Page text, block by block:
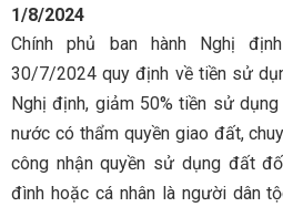
1/8/2024
Chính phủ ban hành Nghị
30/7/2024 quy định về tiền sử
Nghị định, giảm 50% tiền sử
nước có thẩm quyền giao đất,
công nhận quyền sử dụng đất
đình hoặc cá nhân là người dân